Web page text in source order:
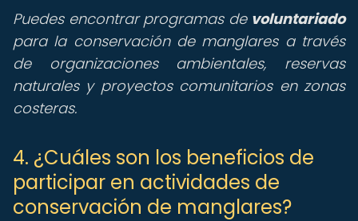
Puedes encontrar programas de voluntariado
para la conservación de manglares a través
de organizaciones ambientales, reservas
naturales y proyectos comunitarios en zonas
costeras.
4. ¿Cuáles son los beneficios de
participar en actividades de
conservación de manglares?